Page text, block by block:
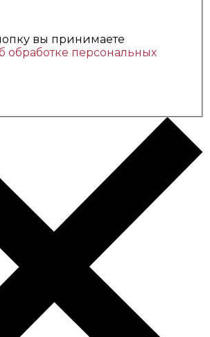
вы принимаете
обработке персональных